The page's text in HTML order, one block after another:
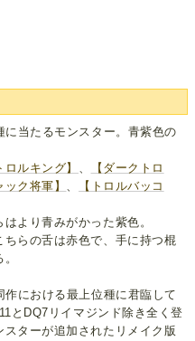
に当たるモンスター。青紫色の
ロルキング】 、
【ダークトロ
ック将軍】 、
【トロルバッコ
より青みがかった紫色。
ちらの舌は赤色で、手に持つ棍
における最上位種に君臨して
とDQ7リイマジンド除き全く登
ターが追加されたリメイク版